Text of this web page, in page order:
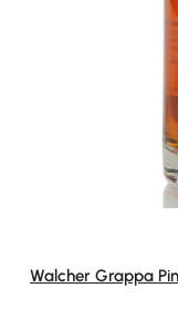
Durchschnittliche
Walcher Grappa